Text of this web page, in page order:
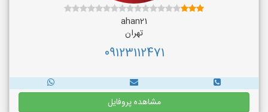
ahan21
تهران
09123112471
مشاهده پروفایل